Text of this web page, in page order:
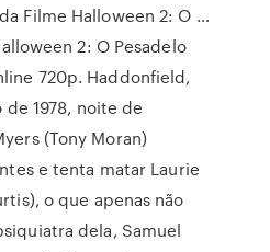
Filme Halloween 2: O …
2: O Pesadelo
720p. Haddonfield,
1978, noite de
(Tony Moran)
e tenta matar Laurie
o que apenas não
dela, Samuel